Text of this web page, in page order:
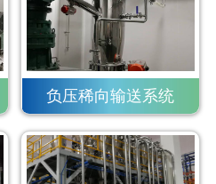
负压稀向输送系统